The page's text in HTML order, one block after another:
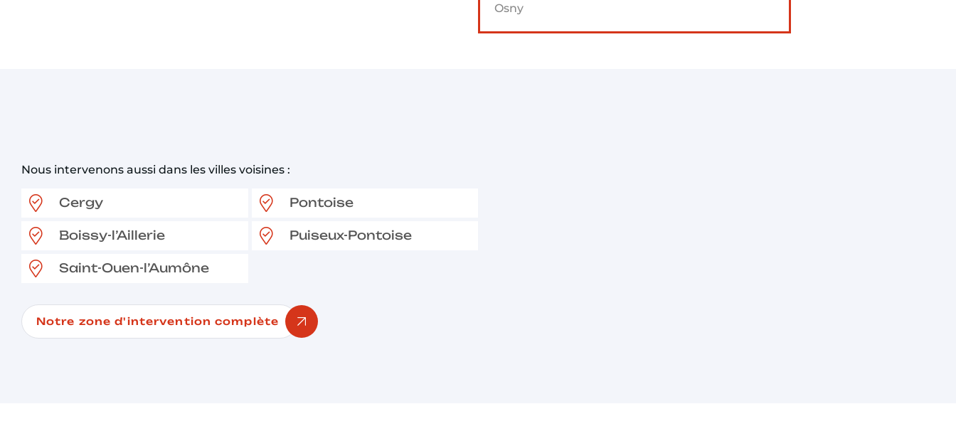
Osny
Nous intervenons aussi dans les villes voisines :
Cergy Pontoise
Boissy-l’Aillerie Puiseux-Pontoise
Saint-Ouen-l’Aumône
Notre zone d'intervention complète